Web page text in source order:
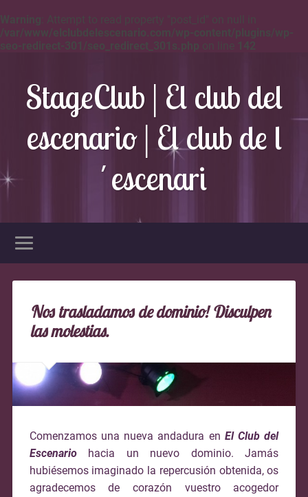
Warning : Attempt to read property "post_id" on null in
/var/www/elclubdelescenario.com/wp-content/plugins/wp-
seo-redirect-301/seo_redirect_301s.php on line 142
StageClub | El club del
escenario | El club de l
´escenari
Nos trasladamos de dominio! Disculpen
las molestias.
Comenzamos una nueva andadura en El Club del
Escenariohacia un nuevo dominio. Jamás
hubiésemos imaginado la repercusión obtenida, os
agradecemos de corazón vuestro acogedor